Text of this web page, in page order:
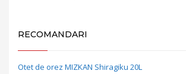
RECOMANDARI
Otet de orez MIZKAN Shiragiku 20L